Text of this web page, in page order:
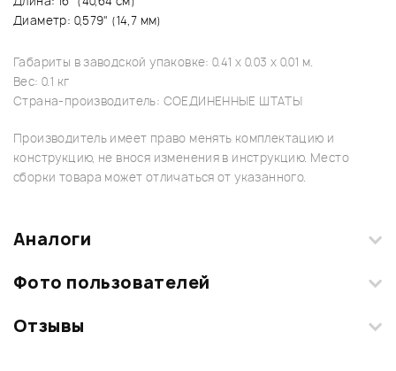
Диаметр: 0,579" (14,7 мм)
Габариты в заводской упаковке: 0.41 x 0.03 x 0.01 м.
Вес: 0.1 кг
Страна-производитель: СОЕДИНЕННЫЕ ШТАТЫ
Производитель имеет право менять комплектацию и
конструкцию, не внося изменения в инструкцию. Место
сборки товара может отличаться от указанного.
Аналоги
Фото пользователей
Загрузите свои фотографии купленного товара и получите
Отзывы